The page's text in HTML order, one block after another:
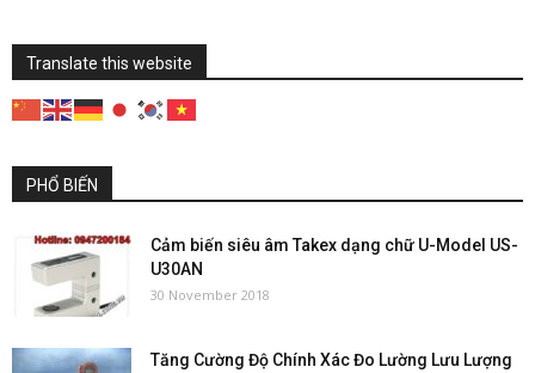
Translate this website
PHỔ BIẾN
Cảm biến siêu âm Takex dạng chữ U-Model US-
U30AN
30 November 2018
Tăng Cường Độ Chính Xác Đo Lường Lưu Lượng